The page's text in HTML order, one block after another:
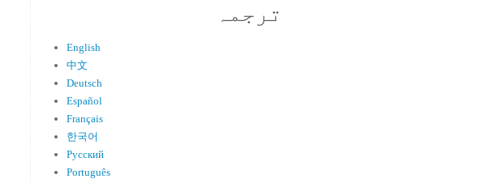
ترجمہ
English
中文
Deutsch
Español
Français
한국어
Русский
Português